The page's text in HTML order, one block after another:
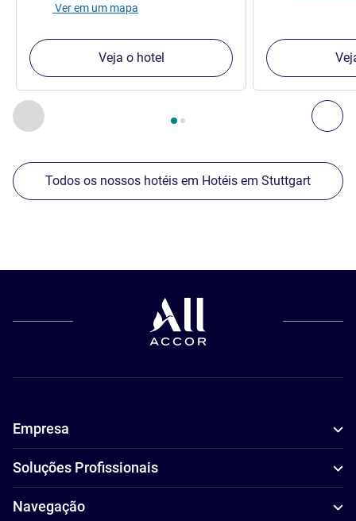
Anterior - Os nossos outros estabelecimentos nas
Página , Os nossos outros estabelecimentos nas
Ver em um mapa
Veja o hotel
Todos os nossos hotéis em Hotéis em Stuttgart
Empresa
Soluções Profissionais
Navegação